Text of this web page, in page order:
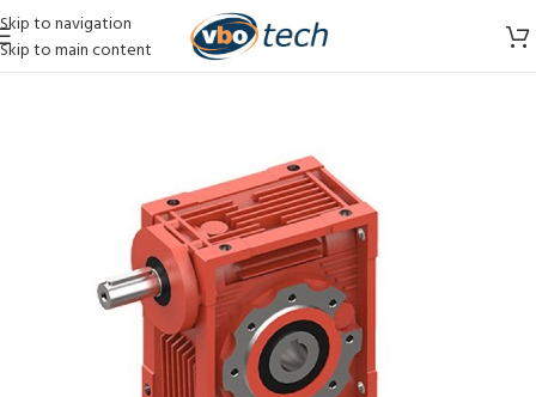
Skip to navigation
Skip to main content